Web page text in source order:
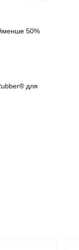
50%
для